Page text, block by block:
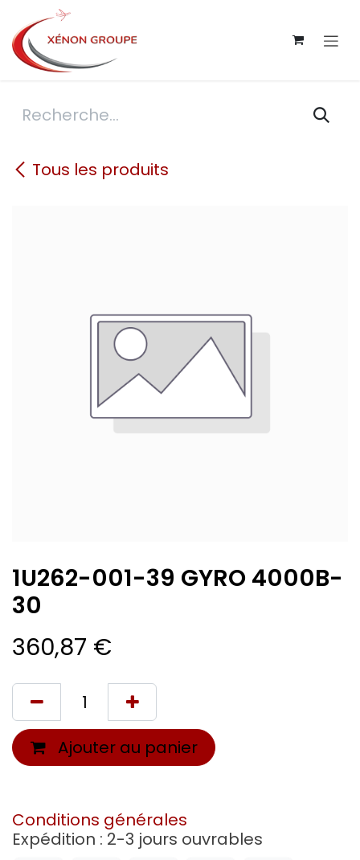
Se rendre au contenu
Tous les produits
1U262-001-39 GYRO 4000B-
30
360,87 €
Ajouter au panier
Conditions générales
Expédition : 2-3 jours ouvrables